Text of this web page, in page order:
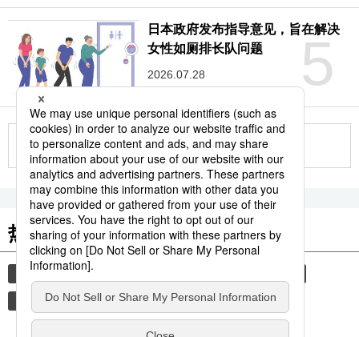
5
日本政府发布指导意见，旨在解决
女性如厕排长队问题
2026.07.28
更多
热门关键词
饮食 防灾
国际 教育 自然灾害 和食